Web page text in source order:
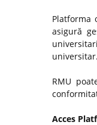
Platforma
asigură
universitar.
RMU
Acces